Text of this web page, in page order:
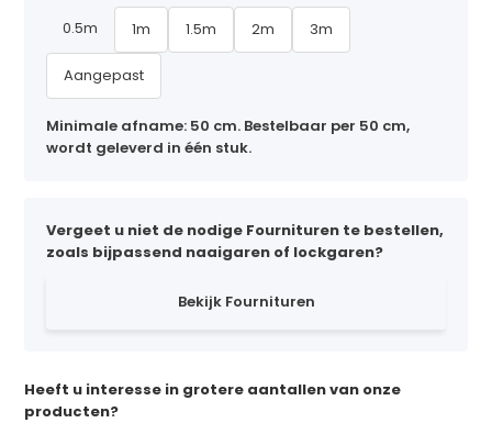
0.5m 1m 1.5m 2m 3m
Aangepast
Minimale afname: 50 cm. Bestelbaar per 50 cm,
wordt geleverd in één stuk.
Vergeet u niet de nodige Fournituren te bestellen,
zoals bijpassend naaigaren of lockgaren?
Bekijk Fournituren
Heeft u interesse in grotere aantallen van onze
producten?